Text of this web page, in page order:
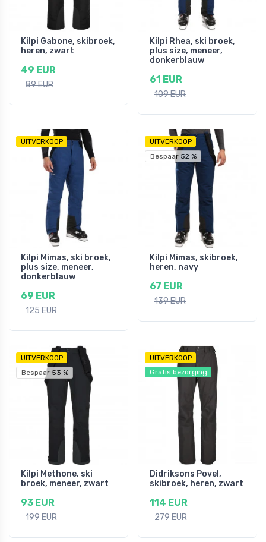
Kilpi Gabone, skibroek,
heren, zwart
49 EUR
89 EUR
Kilpi Rhea, ski broek,
plus size, meneer,
donkerblauw
61 EUR
109 EUR
UITVERKOOP
Kilpi Mimas, ski broek,
plus size, meneer,
donkerblauw
69 EUR
125 EUR
UITVERKOOP
Bespaar 52 %
Kilpi Mimas, skibroek,
heren, navy
67 EUR
139 EUR
UITVERKOOP
Bespaar 53 %
Kilpi Methone, ski
broek, meneer, zwart
93 EUR
199 EUR
UITVERKOOP
Gratis bezorging
Didriksons Povel,
skibroek, heren, zwart
114 EUR
279 EUR